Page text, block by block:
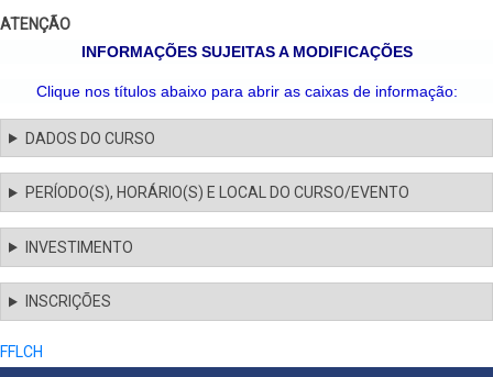
ATENÇÃO
INFORMAÇÕES SUJEITAS A MODIFICAÇÕES
Clique nos títulos abaixo para abrir as caixas de informação:
DADOS DO CURSO
PERÍODO(S), HORÁRIO(S) E LOCAL DO CURSO/EVENTO
INVESTIMENTO
INSCRIÇÕES
FFLCH